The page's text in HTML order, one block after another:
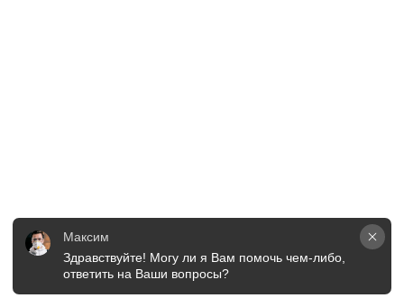
Максим
Здравствуйте! Могу ли я Вам помочь чем-либо,
ответить на Ваши вопросы?